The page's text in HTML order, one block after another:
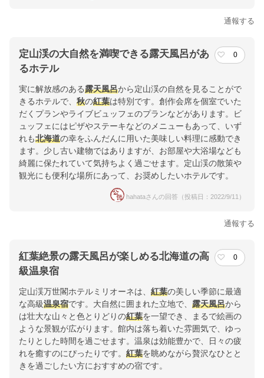
通報する
定山渓の大自然を満喫できる露天風呂があ
るホテル
0
実に解放感のある露天風呂から定山渓の自然を見ることがで
きるホテルで、 秋の紅葉は特別です。創作会席を個室でいた
だくプランやライブビュッフェのプランなどがあります。ビ
ュッフェにはピザやステーキなどのメニューもあって、いず
れも北海道の幸をふんだんに用いた美味しい料理に感動でき
ます。少し古い建物ではありますが、お部屋や大浴場なども
綺麗に保たれていて気持ちよく過ごせます。定山渓の散策や
観光にも便利な場所にあって、お奨めしたいホテルです。
hahataさんの回答（投稿日：2022/9/11）
通報する
紅葉絶景の露天風呂が楽しめる北海道の高
級温泉宿
0
定山渓万世閣ホテルミリオーネは、 紅葉の美しい季節に最適
な高級温泉宿です。大自然に囲まれた立地で、 露天風呂から
は壮大な山々と色とりどりの紅葉を一望でき、まるで絵画の
ような景観が広がります。館内は落ち着いた雰囲気で、ゆっ
たりとした時間を過ごせます。温泉は効能豊かで、日々の疲
れを癒すのにぴったりです。 紅葉を眺めながら贅沢なひとと
きを過ごしたい方におすすめの宿です。